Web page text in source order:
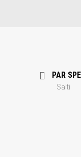
PAR
Salti